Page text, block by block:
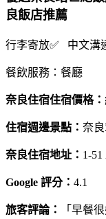
良飯店推薦
行李寄放✅ 中文溝
餐飲服務：餐廳
奈良住宿住宿價格：
住宿週邊景點： 奈
奈良住宿地址： 1-51
Google 評分： 4.1
旅客評論：
「早餐